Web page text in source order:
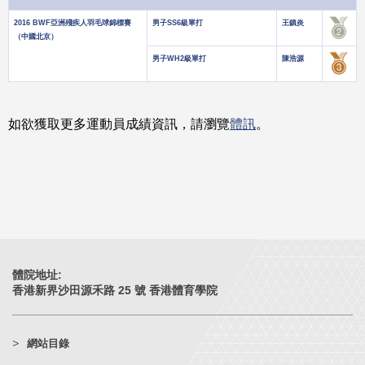
2016 BWF亞洲殘疾人羽毛球錦標賽
（中國北京）
男子SS6級單打 王鎮炎
男子WH2級單打 陳浩源
如欲獲取更多運動員成績資訊，請瀏覽體訊。
體院地址:
香港新界沙田源禾路 25 號 香港體育學院
網站目錄